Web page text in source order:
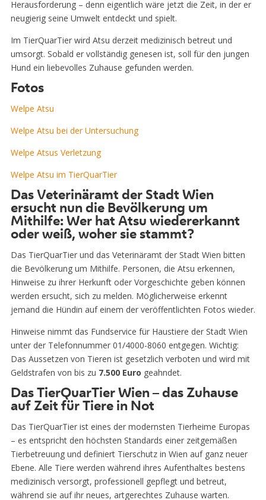
Herausforderung – denn eigentlich wäre jetzt die Zeit, in der er
neugierig seine Umwelt entdeckt und spielt.
Im TierQuarTier wird Atsu derzeit medizinisch betreut und
umsorgt. Sobald er vollständig genesen ist, soll für den jungen
Hund ein liebevolles Zuhause gefunden werden.
Fotos
Welpe Atsu
Welpe Atsu bei der Untersuchung
Welpe Atsus Verletzung
Welpe Atsu im TierQuarTier
Das Veterinäramt der Stadt Wien
ersucht nun die Bevölkerung um
Mithilfe: Wer hat Atsu wiedererkannt
oder weiß, woher sie stammt?
Das TierQuarTier und das Veterinäramt der Stadt Wien bitten
die Bevölkerung um Mithilfe. Personen, die Atsu erkennen,
Hinweise zu ihrer Herkunft oder Vorgeschichte geben können
werden ersucht, sich zu melden. Möglicherweise erkennt
jemand die Hündin auf einem der veröffentlichten Fotos wieder.
Hinweise nimmt das Fundservice für Haustiere der Stadt Wien
unter der Telefonnummer 01/4000-8060 entgegen. Wichtig:
Das Aussetzen von Tieren ist gesetzlich verboten und wird mit
Geldstrafen von bis zu 7.500 Euro geahndet.
Das TierQuarTier Wien – das Zuhause
auf Zeit für Tiere in Not
Das TierQuarTier ist eines der modernsten Tierheime Europas
– es entspricht den höchsten Standards einer zeitgemäßen
Tierbetreuung und definiert Tierschutz in Wien auf ganz neuer
Ebene. Alle Tiere werden während ihres Aufenthaltes bestens
medizinisch versorgt, professionell gepflegt und betreut,
während sie auf ihr neues, artgerechtes Zuhause warten.